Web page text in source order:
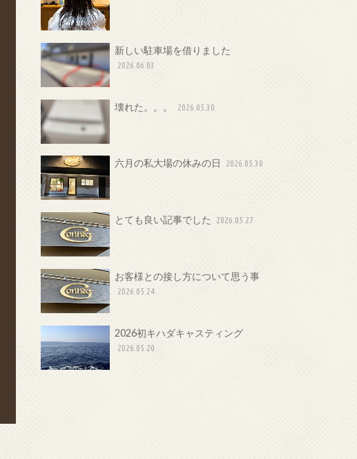
新しい駐車場を借りました
2026.06.03
壊れた。。。 2026.05.30
六月の私大場の休みの日 2026.05.30
とても良い記事でした 2026.05.27
お客様との接し方について思う事
2026.05.24
2026初キハダキャスティング
2026.05.20